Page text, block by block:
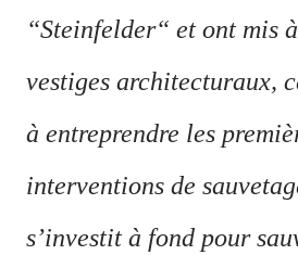
“Steinfelder“ et ont mis
vestiges architecturaux,
à entreprendre les
interventions de
s’investit à fond pour